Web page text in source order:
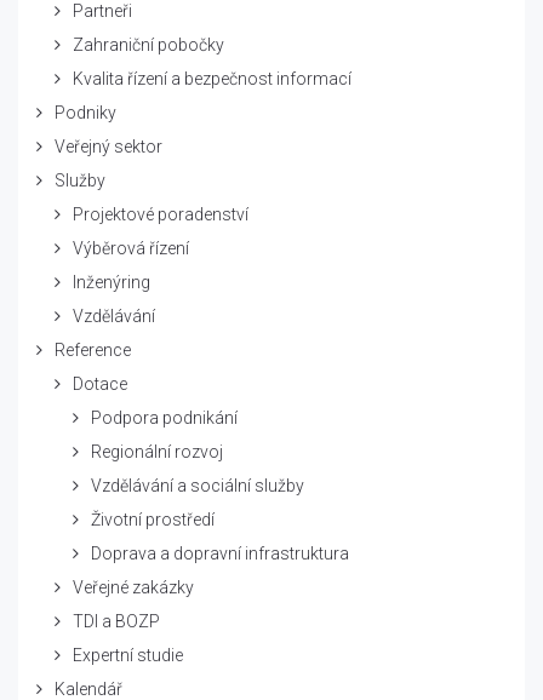
Partneři
Zahraniční pobočky
Kvalita řízení a bezpečnost informací
Podniky
Veřejný sektor
Služby
Projektové poradenství
Výběrová řízení
Inženýring
Vzdělávání
Reference
Dotace
Podpora podnikání
Regionální rozvoj
Vzdělávání a sociální služby
Životní prostředí
Doprava a dopravní infrastruktura
Veřejné zakázky
TDI a BOZP
Expertní studie
Kalendář